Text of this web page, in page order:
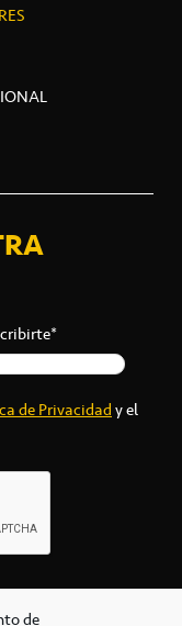
de
de Privacidady el